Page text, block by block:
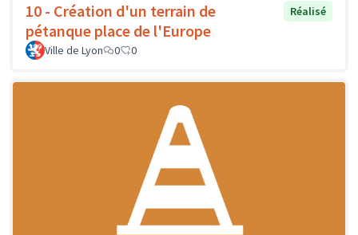
10 - Création d'un terrain de
pétanque place de l'Europe
Réalisé
Ville de Lyon 0 0